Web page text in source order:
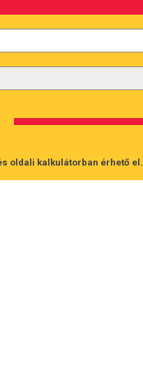
oldali kalkulátorban érhető el.